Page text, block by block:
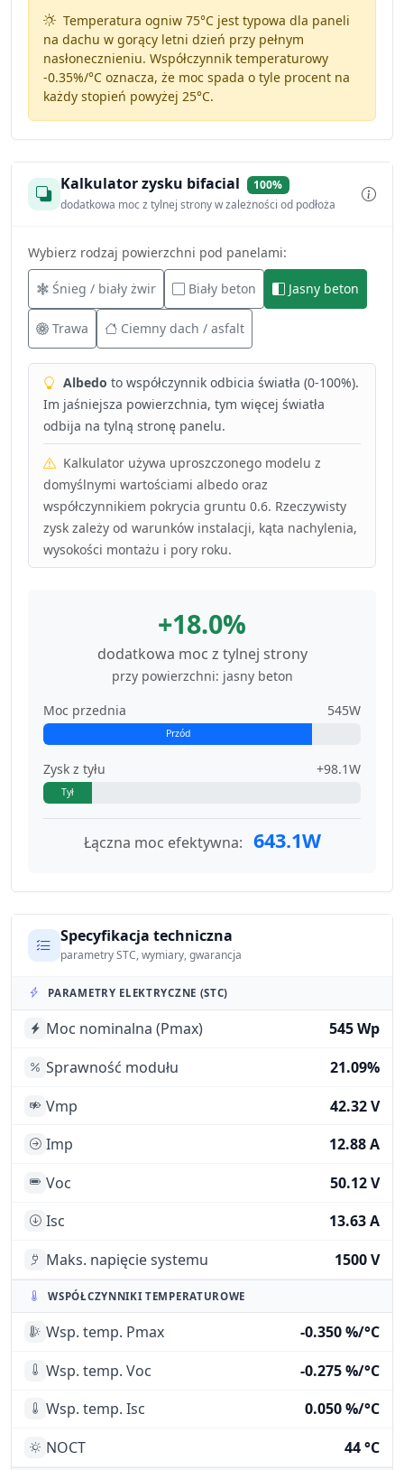
Temperatura ogniw 75°C jest typowa dla paneli
na dachu w gorący letni dzień przy pełnym
nasłonecznieniu. Współczynnik temperaturowy
-0.35%/°Coznacza, że moc spada o tyle procent na
każdy stopień powyżej 25°C.
Kalkulator zysku bifacial
100%
dodatkowa moc z tylnej strony w zależności od podłoża
Wybierz rodzaj powierzchni pod panelami:
Śnieg / biały żwir Biały beton Jasny beton
Trawa Ciemny dach / asfalt
Albedo to współczynnik odbicia światła (0-100%).
Im jaśniejsza powierzchnia, tym więcej światła
odbija na tylną stronę panelu.
Kalkulator używa uproszczonego modelu z
domyślnymi wartościami albedo oraz
współczynnikiem pokrycia gruntu 0.6. Rzeczywisty
zysk zależy od warunków instalacji, kąta nachylenia,
wysokości montażu i pory roku.
+18.0%
dodatkowa moc z tylnej strony
przy powierzchni: jasny beton
Moc przednia
545W
Przód
Zysk z tyłu +98.1W
Tył
Łączna moc efektywna: 643.1W
Specyfikacja techniczna
parametry STC, wymiary, gwarancja
PARAMETRY ELEKTRYCZNE (STC)
Moc nominalna (Pmax)
545 Wp
Sprawność modułu
21.09%
Vmp
42.32 V
Imp
12.88 A
Voc
50.12 V
Isc
13.63 A
Maks. napięcie systemu
1500 V
WSPÓŁCZYNNIKI TEMPERATUROWE
Wsp. temp. Pmax
-0.350 %/°C
Wsp. temp. Voc
-0.275 %/°C
Wsp. temp. Isc
0.050 %/°C
NOCT
44 °C